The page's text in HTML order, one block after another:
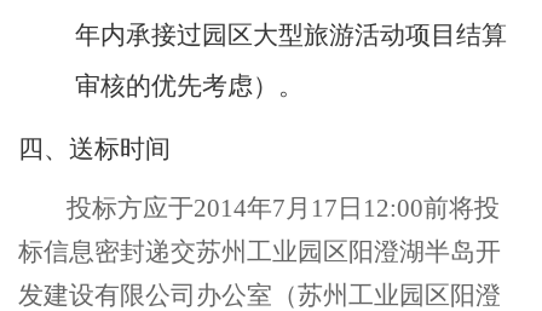
年内承接过园区大型旅游活动项目结算
审核的优先考虑）。
四、送标时间
投标方应于2014年7月17日12:00前将投
标信息密封递交苏州工业园区阳澄湖半岛开
发建设有限公司办公室（苏州工业园区阳澄